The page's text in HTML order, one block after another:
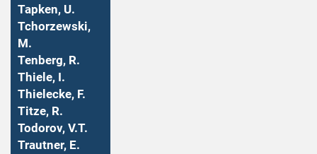
Tapken, U.
Tchorzewski,
M.
Tenberg, R.
Thiele, I.
Thielecke, F.
Titze, R.
Todorov, V.T.
Trautner, E.